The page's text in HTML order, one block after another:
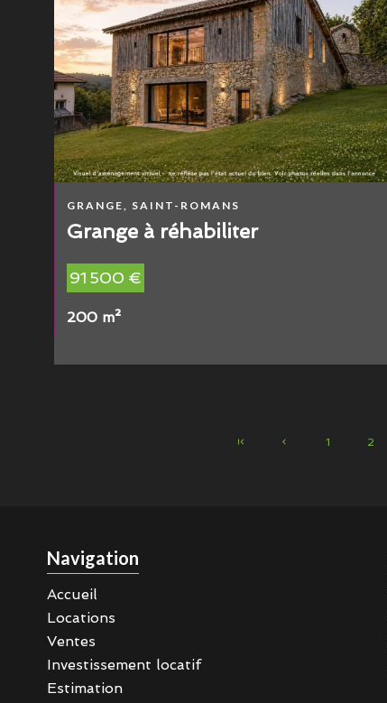
GRANGE, SAINT-ROMANS
Grange à réhabiliter
91 500 €
200 m²
1 2
Navigation
Accueil
Locations
Ventes
Investissement locatif
Estimation